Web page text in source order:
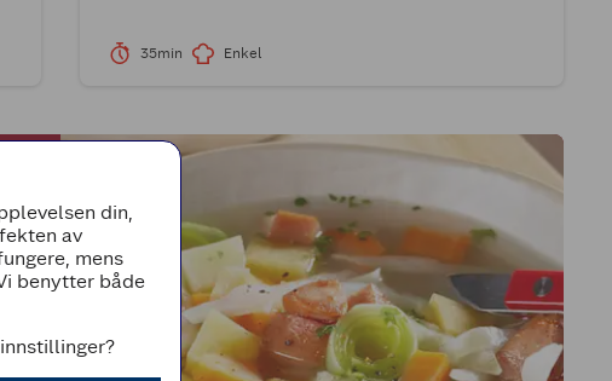
35min Enkel
din,
av
mens
benytter både